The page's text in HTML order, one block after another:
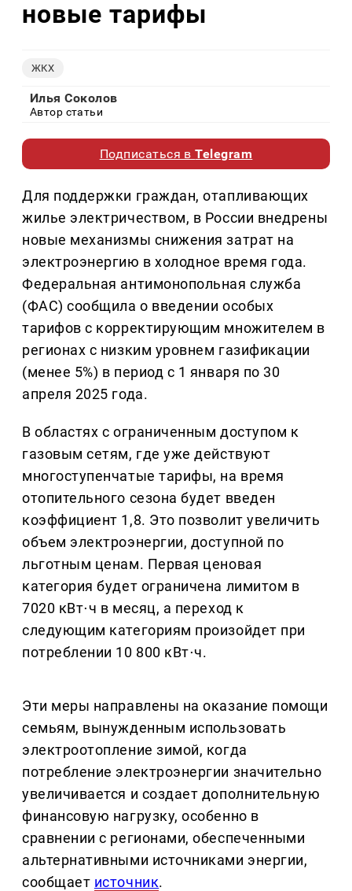
новые тарифы
ЖКХ
Илья Соколов
Автор статьи
Подписаться вTelegram
Для поддержки граждан, отапливающих
жилье электричеством, в России внедрены
новые механизмы снижения затрат на
электроэнергию в холодное время года.
Федеральная антимонопольная служба
(ФАС) сообщила о введении особых
тарифов с корректирующим множителем в
регионах с низким уровнем газификации
(менее 5%) в период с 1 января по 30
апреля 2025 года.
В областях с ограниченным доступом к
газовым сетям, где уже действуют
многоступенчатые тарифы, на время
отопительного сезона будет введен
коэффициент 1,8. Это позволит увеличить
объем электроэнергии, доступной по
льготным ценам. Первая ценовая
категория будет ограничена лимитом в
7020 кВт⋅ч в месяц, а переход к
следующим категориям произойдет при
потреблении 10 800 кВт⋅ч.
Эти меры направлены на оказание помощи
семьям, вынужденным использовать
электроотопление зимой, когда
потребление электроэнергии значительно
увеличивается и создает дополнительную
финансовую нагрузку, особенно в
сравнении с регионами, обеспеченными
альтернативными источниками энергии,
сообщает источник.